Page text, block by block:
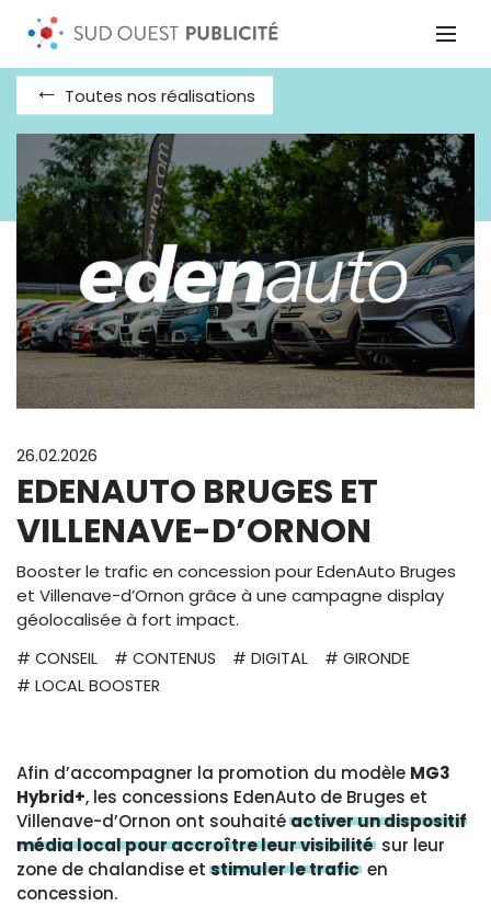
Toutes nos réalisations
26.02.2026
EDENAUTO BRUGES ET
VILLENAVE-D’ORNON
Booster le trafic en concession pour EdenAuto Bruges
et Villenave-d’Ornon grâce à une campagne display
géolocalisée à fort impact.
# CONSEIL # CONTENUS # DIGITAL
# GIRONDE
# LOCAL BOOSTER
Afin d’accompagner la promotion du modèle MG3
Hybrid+, les concessions EdenAuto de Bruges et
Villenave-d’Ornon ont souhaitéactiver un dispositif
média local pour accroître leur visibilité sur leur
zone de chalandise etstimuler le trafic en
concession.